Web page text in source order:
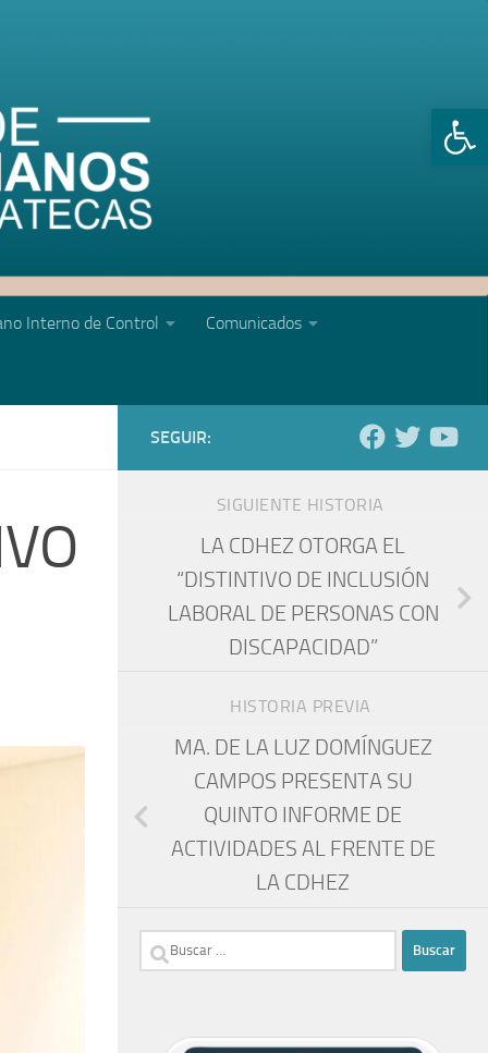
Abrir
Interno de Control Comunicados
SEGUIR:
SIGUIENTE HISTORIA
LA CDHEZ OTORGA EL
“DISTINTIVO DE INCLUSIÓN
LABORAL DE PERSONAS CON
DISCAPACIDAD”
HISTORIA PREVIA
MA. DE LA LUZ DOMÍNGUEZ
CAMPOS PRESENTA SU
QUINTO INFORME DE
ACTIVIDADES AL FRENTE DE
LA CDHEZ
Buscar: